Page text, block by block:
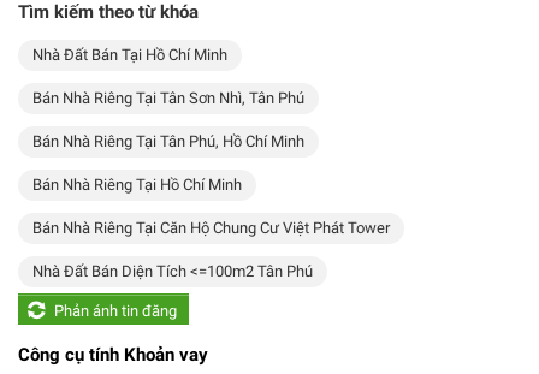
Tìm kiếm theo từ khóa
Nhà Đất Bán Tại Hồ Chí Minh
Bán Nhà Riêng Tại Tân Sơn Nhì, Tân Phú
Bán Nhà Riêng Tại Tân Phú, Hồ Chí Minh
Bán Nhà Riêng Tại Hồ Chí Minh
Bán Nhà Riêng Tại Căn Hộ Chung Cư Việt Phát Tower
Nhà Đất Bán Diện Tích <=100m2 Tân Phú
Phản ánh tin đăng
Công cụ tính Khoản vay